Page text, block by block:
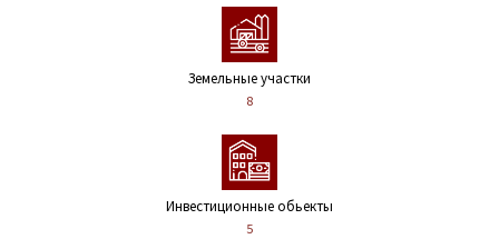
Земельные участки
8
Инвестиционные обьекты
5